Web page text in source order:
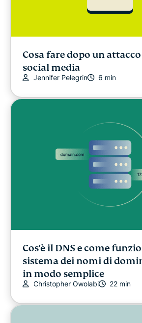
Cosa fare dopo un
social media
Jennifer Pelegrin 6 min
Cos'è il DNS e come
sistema dei nomi di
in modo semplice
Christopher Owolabi 22 min